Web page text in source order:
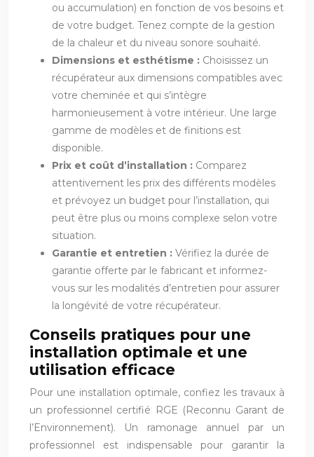
ou accumulation) en fonction de vos besoins et
de votre budget. Tenez compte de la gestion
de la chaleur et du niveau sonore souhaité.
Dimensions et esthétisme : Choisissez un
récupérateur aux dimensions compatibles avec
votre cheminée et qui s’intègre
harmonieusement à votre intérieur. Une large
gamme de modèles et de finitions est
disponible.
Prix et coût d’installation : Comparez
attentivement les prix des différents modèles
et prévoyez un budget pour l’installation, qui
peut être plus ou moins complexe selon votre
situation.
Garantie et entretien : Vérifiez la durée de
garantie offerte par le fabricant et informez-
vous sur les modalités d’entretien pour assurer
la longévité de votre récupérateur.
Conseils pratiques pour une
installation optimale et une
utilisation efficace
Pour une installation optimale, confiez les travaux à
un professionnel certifié RGE (Reconnu Garant de
l’Environnement). Un ramonage annuel par un
professionnel est indispensable pour garantir la